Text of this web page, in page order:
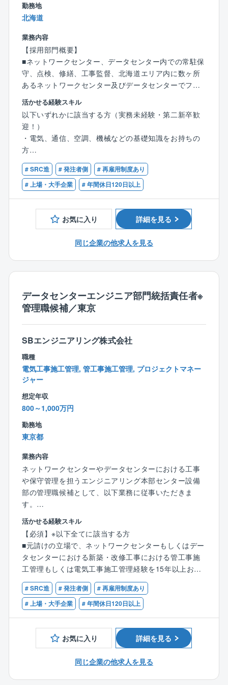
・宿直勤務： 月3回未満（※入社後、業務をしっかり覚
えていただいてからのアサインです。
急時に限られ、頻繁に発生するものではありません）
・夜間・休日のシフト勤務： 多い月でも月1〜2回程度
です（発生しない月もあります）。
対応が発生した場合は、原則として平日に振替休日を
しっかりと取得できる環境が整っています。
＜勤務地（転勤範囲）に関する補足＞
本ポジションは「エリアコース社員（関西エリアブロ
ック）」としての採用となります。
・一般社員（メンバー）期間：
京都府、奈良県、滋賀県、和歌山県など）」
・将来的なキャリアアップ時：
将来的に管理職（ライン長など）へと登用された際に
型社員」へ移行し関西エリア外の拠点へ転居を伴う異
動が発生する可能性があります。
スキル・経験の浅い方へは、上記業務に携って頂きな
がら成長を支援します。
【休日出勤】
計画的な休日出勤。平日に振休取得。
勤務地
北海道
業務内容
【採用部門概要】
■ネットワークセンター、データセンター内での常駐保
守、点検、修繕、工事監督、北海道エリア内に数ヶ所
あるネットワークセンター及びデータセンターでファ
シリティ設備(自家発設備、受変電設備、空調設備、消
防設備、給排水設備、衛生設備、躯体)の工事・保守・
運用・修繕業務を担っています。
各ジャンルのエキスパートで1チームとなって各工事、
保守、運用、修繕に当たります。
【具体的な業務】
・ネットワーク設備の導入工事、点検、保全、修繕対
応
・ファシリティ設備の導入工事、点検、保全、修繕対
・日次・月次・年次点検、試運転業務
・定期点検で発見した故障修繕、中長期修繕計画での
・工事における予算、工程、手順、安全計画の立案、
現場管理
【働き方】
「シフトあり＝不規則で過酷」というイメージはあり
7:45）】となります。
カレンダー通りの規則正しい生活を基本としながら
日々の安定運用を守るために以下の対応が一部発生し
ます。
＜勤務体制＞
・基本勤務：「月〜金曜の日勤帯（9:00〜17:45）」
・宿直勤務： 月3回未満（※入社後、業務をしっかり覚
えていただいてからのアサインです。
急時に限られ、頻繁に発生するものではありません）
・夜間・休日のシフト勤務： 多い月でも月1〜2回程度
です（発生しない月もあります）。
対応が発生した場合は、原則として平日に振替休日を
しっかりと取得できる環境が整っています。
＜勤務地（転勤範囲）に関する補足＞
本ポジションは「エリアコース社員（北海道ブロッ
ク）」としての採用となります。
・一般社員（メンバー）期間：
に限定されるため、
本州などブロックを越える遠方への転勤はありませ
ん。
での拠点間異動に伴い北海道内での転居（引越）が発
生する可能性はございます。
・将来的なキャリアアップ時：
活かせる経験スキル
以下いずれかに該当する方（実務未経験・第二新卒歓
迎！）
・電気、通信、空調、機械などの基礎知識をお持ちの
方
・何らかの現場作業、施工、保守、メンテナンス、製
造、整備などの実務経験をお持ちの方
（例：電気工事会社等での施工・保守、ビルメンテナ
ンス、工場の設備保全）
# SRC造 # 発注者側
# 再雇用制度あり
# 上場・大手企業
# 年間休日120日以上
お気に入り 詳細を見る
同じ企業の他求人を見る
データセンターエンジニア部門統括責任者※
管理職候補／東京
SBエンジニアリング株式会社
職種
電気工事施工管理, 管工事施工管理, プロジェクトマネー
ジャー
想定年収
800～1,000万円
勤務地
東京都
業務内容
ネットワークセンターやデータセンターにおける工事
や保守管理を担うエンジニアリング本部センター設備
部の管理職候補として、以下業務に従事いただきま
す。
【具体的には】
■事業計画の策定・Ｐ／Ｌ責任
・部門の年度・中長期事業計画、売上・利益目標の策
定および予実管理・受注戦略の立案、主要クライアン
ト（通信キャリア、DC事業者）への技術提案・リレー
ション構築
■プロジェクト統括管理・重要プロジェクトにおける施
工計画、工程、品質、安全、原価の統括審査・承認
・トラブル・事故発生時の危機管理対応および発注
者・官公庁との折衝
■組織マネジメント・人材育成:
・部下（課長層、技術者、スタッフ）の目標設定、評
価、育成、配置計画の策定（同部署には30名程度の人
員がおります）
活かせる経験スキル
【必須】※以下全てに該当する方
■元請けの立場で、ネットワークセンターもしくはデー
タセンターにおける新築・改修工事における管工事施
工管理もしくは電気工事施工管理経験を15年以上お持
ちの方（目安）
■以下いずれかの資格をお持ちの方
・1級管工事施工管理技士
・1級電気工事施工管理技士
■マネジメント経験（目安：10名以上の組織において、
課長職以上の経験が5年以上）をお持ちの方
【歓迎する経験・スキル】
# SRC造 # 発注者側
# 再雇用制度あり
# 上場・大手企業
# 年間休日120日以上
お気に入り 詳細を見る
同じ企業の他求人を見る